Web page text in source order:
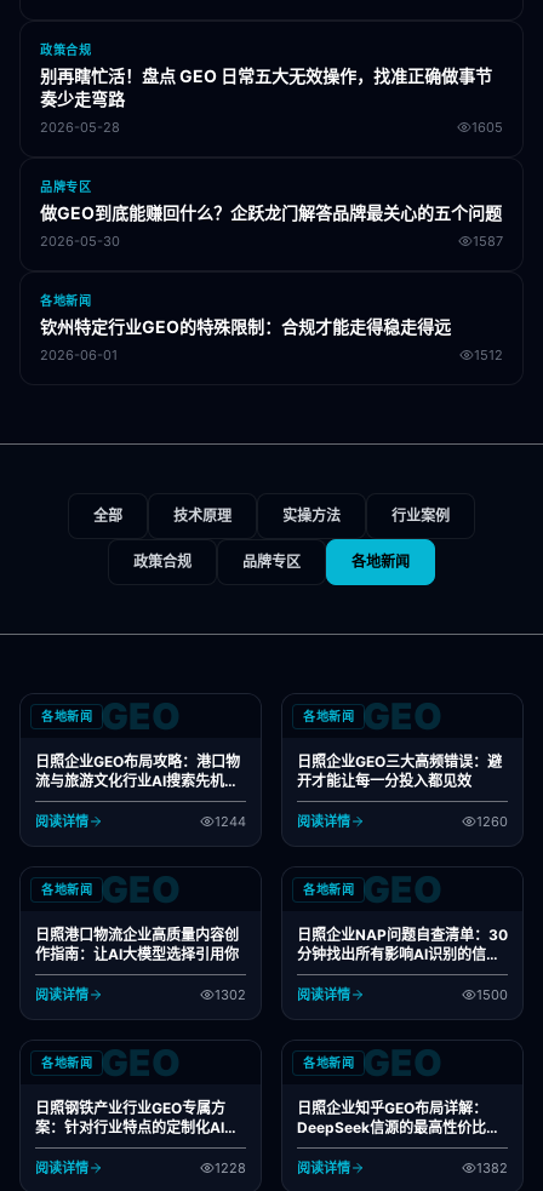
政策合规
别再瞎忙活！盘点 GEO 日常五大无效操作，找准正确做事节
奏少走弯路
2026-05-28 1605
品牌专区
做GEO到底能赚回什么？企跃龙门解答品牌最关心的五个问题
2026-05-30 1587
各地新闻
钦州特定行业GEO的特殊限制：合规才能走得稳走得远
2026-06-01 1512
全部 技术原理 实操方法 行业案例
政策合规 品牌专区 各地新闻
各地新闻 GEO
日照企业GEO布局攻略：港口物
流与旅游文化行业AI搜索先机把
握
阅读详情 1244
各地新闻 GEO
日照企业GEO三大高频错误：避
开才能让每一分投入都见效
阅读详情 1260
各地新闻 GEO
日照港口物流企业高质量内容创
作指南：让AI大模型选择引用你
阅读详情 1302
各地新闻 GEO
日照企业NAP问题自查清单：30
分钟找出所有影响AI识别的信息
错误
阅读详情 1500
各地新闻 GEO
日照钢铁产业行业GEO专属方
案：针对行业特点的定制化AI搜
索布局
阅读详情 1228
各地新闻 GEO
日照企业知乎GEO布局详解：
DeepSeek信源的最高性价比渠
道
阅读详情 1382